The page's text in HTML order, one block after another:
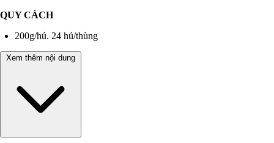
QUY CÁCH
200g/hủ. 24 hủ/thùng
Xem thêm nội dung